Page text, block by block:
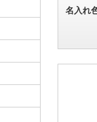
名入れ